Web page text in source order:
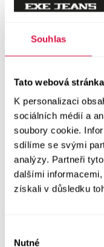
Souhlas
Tato webová
K personalizaci
sociálních médií a
soubory cookie.
sdílíme se svými
analýzy. Partneři
dalšími
získali v důsledku
Nutné
Vše
Šaty
Vše v